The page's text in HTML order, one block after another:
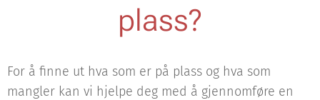
plass?
For å finne ut hva som er på plass og hva som
mangler kan vi hjelpe deg med å gjennomføre en